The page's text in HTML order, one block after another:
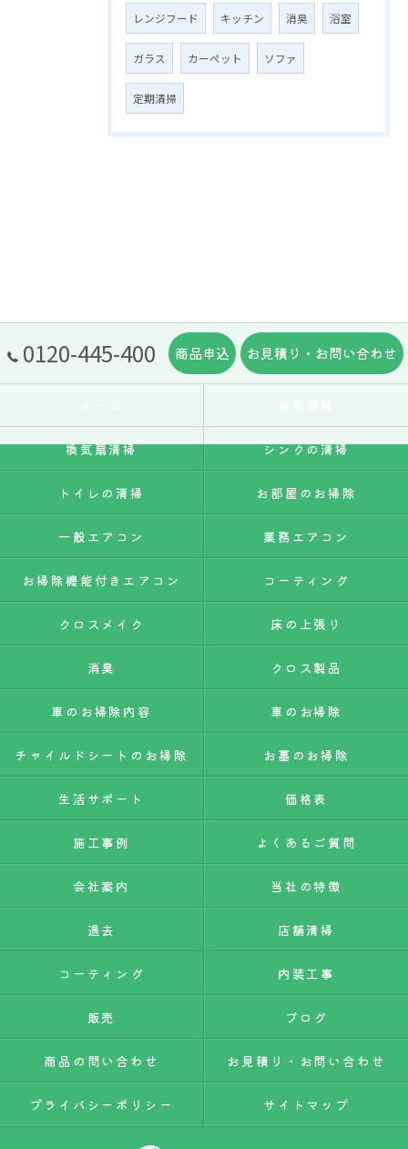
レンジフード キッチン 消臭 浴室
ガラス カーペット ソファ
定期清掃
0120-445-400 商品申込 お見積り・お問い合わせ
換気扇清掃 シンクの清掃
トイレの清掃 お部屋のお掃除
一般エアコン 業務エアコン
お掃除機能付きエアコン コーティング
クロスメイク 床の上張り
消臭 クロス製品
車のお掃除内容 車のお掃除
チャイルドシートのお掃除 お墓のお掃除
生活サポート 価格表
施工事例 よくあるご質問
会社案内 当社の特徴
退去 店舗清掃
コーティング 内装工事
販売 ブログ
商品の問い合わせ お見積り・お問い合わせ
プライバシーポリシー サイトマップ